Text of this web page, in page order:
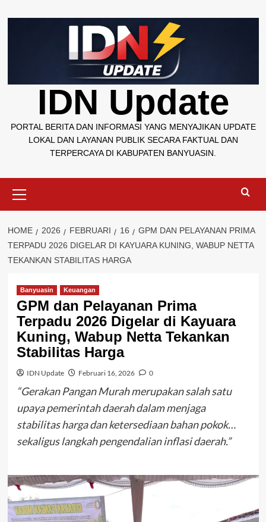
to
IDN Update
PORTAL BERITA DAN INFORMASI YANG MENYAJIKAN UPDATE
LOKAL DAN LAYANAN PUBLIK SECARA FAKTUAL DAN
TERPERCAYA DI KABUPATEN BANYUASIN.
Menu
HOME 2026 FEBRUARI 16
GPM DAN PELAYANAN PRIMA
TERPADU 2026 DIGELAR DI KAYUARA KUNING, WABUP NETTA
TEKANKAN STABILITAS HARGA
Banyuasin Keuangan
GPM dan Pelayanan Prima
Terpadu 2026 Digelar di Kayuara
Kuning, Wabup Netta Tekankan
Stabilitas Harga
IDN Update Februari 16, 2026 0
“Gerakan Pangan Murah merupakan salah satu
upaya pemerintah daerah dalam menjaga
stabilitas harga dan ketersediaan bahan pokok…
sekaligus langkah pengendalian inflasi daerah.”